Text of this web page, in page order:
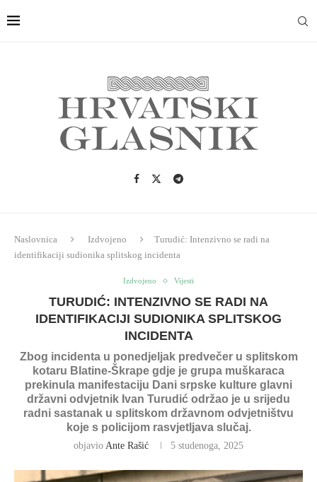
Naslovnica Izdvojeno
Turudić: Intenzivno se radi na
identifikaciji sudionika splitskog incidenta
Izdvojeno Vijesti
TURUDIĆ: INTENZIVNO SE RADI NA
IDENTIFIKACIJI SUDIONIKA SPLITSKOG
INCIDENTA
Zbog incidenta u ponedjeljak predvečer u splitskom
kotaru Blatine-Škrape gdje je grupa muškaraca
prekinula manifestaciju Dani srpske kulture glavni
državni odvjetnik Ivan Turudić održao je u srijedu
radni sastanak u splitskom državnom odvjetništvu
koje s policijom rasvjetljava slučaj.
objavio Ante Rašić 5 studenoga, 2025